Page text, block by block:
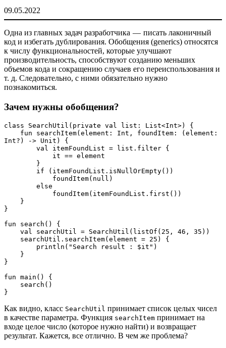
09.05.2022
Одна из главных задач разработчика — писать лаконичный
код и избегать дублирования. Обобщения (generics) относятся
к числу функциональностей, которые улучшают
производительность, способствуют созданию меньших
объемов кода и сокращению случаев его переиспользования и
т. д. Следовательно, с ними обязательно нужно
познакомиться.
Зачем нужны обобщения?
class SearchUtil(private val list: List<Int>) {
Int?) -> Unit) {
        val itemFoundList = list.filter {
            it == element
        }
        if (itemFoundList.isNullOrEmpty())
            foundItem(null)
        else
            foundItem(itemFoundList.first())
    }
}
fun search() {
    val searchUtil = SearchUtil(listOf(25, 46, 35))
    searchUtil.searchItem(element = 25) {
        println("Search result : $it")
    }
}
fun main() {
    search()
}
Как видно, класс SearchUtil принимает список целых чисел
в качестве параметра. Функция searchItem принимает на
входе целое число (которое нужно найти) и возвращает
результат. Кажется, все отлично. В чем же проблема?